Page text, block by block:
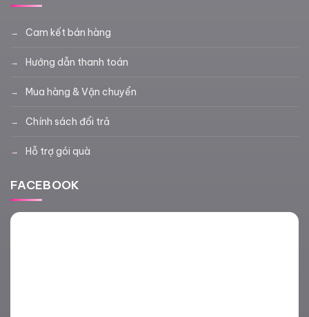
Cam kết bán hàng
Hướng dẫn thanh toán
Mua hàng & Vận chuyển
Chính sách đổi trả
Hỗ trợ gói quà
FACEBOOK